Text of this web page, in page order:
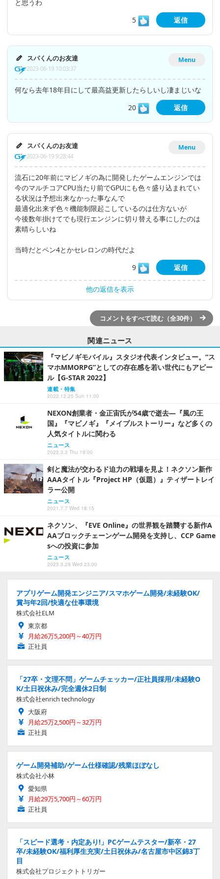
と思うわ
5
返信
Menu
スパくんのお友達
2023-06-19 10:03:37
何なら去年18年目にして最高益更新したらしいし凄まじいな
20
返信
Menu
スパくんのお友達
2023-06-19 9:28:44
流石に20年前にマビノギの為に開発したゲームエンジンでは
今のマルチコアCPU当たり前でGPUにも色々盛り込まれてい
る状況は予想出来なかった事なんで
最適化出来ず色々機能制限起こしているのは仕方ないが
今後数年掛けてでも現行エンジンに切り替える事にしたのは
素晴らしいね
当時だとペン4とかセレロンの時代だよ
9
返信
他の返信を表示
コメントをすべて読む（全30件）
関連ニュース
『マビノギモバイル』スタジオ代表インタビュー。“ス
マホMMORPG”としての存在感を若い世代にもアピー
ル【G-STAR 2022】
連載・特集
2022.12.25 Sun 11:00
NEXON創業者・金正宙氏が54歳で逝去―『風の王
国』『マビノギ』『メイプルストーリー』など多くの
人気タイトルに関わる
ニュース
2022.3.3 Thu 19:00
剣と魔法が交わるド迫力の戦場を見よ！ネクソン新作
AAAタイトル『Project HP（仮題）』ティザートレイ
ラー公開
ニュース
2021.7.7 Wed 18:15
ネクソン、『EVE Online』の世界観を踏襲する新作A
AAブロックチェーンゲーム開発を支持し、CCP Game
sへの投資に参加
ニュース
2023.3.29 Wed 23:00
アプリゲーム開発エンジニア/スマホゲーム開発/未経験OK/
賞与年2回/快適な仕事環境
株式会社ELM
東京都
月給26万5,200円～40万円
正社員
「27卒・文理不問」ゲームチェッカー/正社員採用/未経験O
K/土日祝休み/完全週休2日制
株式会社enrich technology
大阪府
月給25万2,500円～32万円
正社員
ゲーム開発補助/ゲーム仕様確認/残業ほぼなし
株式会社小林
愛知県
月給29万5,700円～60万円
正社員
「スピード選考・内定あり!」PCゲームテスター/新卒・27
卒/未経験OK/福利厚生充実/土日祝休み/名古屋市中区錦3丁
目
株式会社プロジェクトトリガー